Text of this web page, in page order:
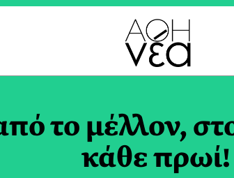
TAG
το μέλλον,
κάθε πρωί!